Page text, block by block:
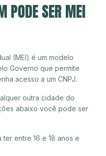
PODE SER MEI
(MEI) é um modelo
Governo que permite
acesso a um CNPJ.
outra cidade do
abaixo você pode ser
ter entre 16 e 18 anos e